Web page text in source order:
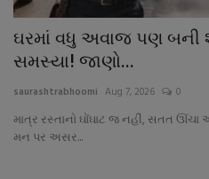
ઘરમાં વધુ અવાજ પણ બની
સમસ્યા! જાણો...
saurashtrabhoomi Aug 7, 2026 0
માત્ર રસ્તાનો ઘોંઘાટ જ નહીં, સતત
મન પર અસર...